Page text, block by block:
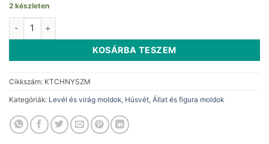
750 Ft.375 Ft.
2 készleten
Katica-hernyó szilikon mold mennyiség
KOSÁRBA TESZEM
Cikkszám: KTCHNYSZM
Kategóriák: Levél és virág moldok, Húsvét, Állat és figura moldok